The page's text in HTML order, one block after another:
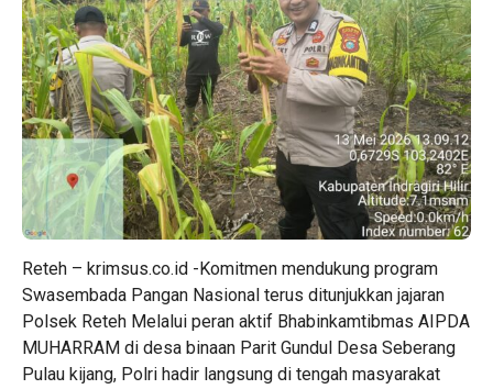
Reteh – krimsus.co.id -Komitmen mendukung program
Swasembada Pangan Nasional terus ditunjukkan jajaran
Polsek Reteh Melalui peran aktif Bhabinkamtibmas AIPDA
MUHARRAM di desa binaan Parit Gundul Desa Seberang
Pulau kijang, Polri hadir langsung di tengah masyarakat